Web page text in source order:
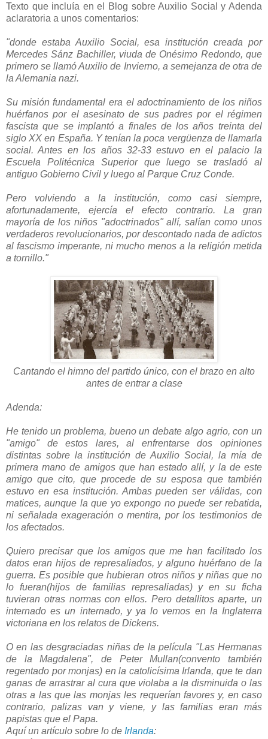
Texto que incluía en el Blog sobre Auxilio Social y Adenda
aclaratoria a unos comentarios:
"donde estaba Auxilio Social, esa institución creada por
Mercedes Sánz Bachiller, viuda de Onésimo Redondo, que
primero se llamó Auxilio de Invierno, a semejanza de otra de
la Alemania nazi.
Su misión fundamental era el adoctrinamiento de los niños
huérfanos por el asesinato de sus padres por el régimen
fascista que se implantó a finales de los años treinta del
siglo XX en España. Y tenían la poca vergüenza de llamarla
social. Antes en los años 32-33 estuvo en el palacio la
Escuela Politécnica Superior que luego se trasladó al
antiguo Gobierno Civil y luego al Parque Cruz Conde.
Pero volviendo a la institución, como casi siempre,
afortunadamente, ejercía el efecto contrario. La gran
mayoría de los niños "adoctrinados" allí, salían como unos
verdaderos revolucionarios, por descontado nada de adictos
al fascismo imperante, ni mucho menos a la religión metida
a tornillo."
Cantando el himno del partido único, con el brazo en alto
antes de entrar a clase
Adenda:
He tenido un problema, bueno un debate algo agrio, con un
"amigo" de estos lares, al enfrentarse dos opiniones
distintas sobre la institución de Auxilio Social, la mía de
primera mano de amigos que han estado allí, y la de este
amigo que cito, que procede de su esposa que también
estuvo en esa institución. Ambas pueden ser válidas, con
matices, aunque la que yo expongo no puede ser rebatida,
ni señalada exageración o mentira, por los testimonios de
los afectados.
Quiero precisar que los amigos que me han facilitado los
datos eran hijos de represaliados, y alguno huérfano de la
guerra. Es posible que hubieran otros niños y niñas que no
lo fueran(hijos de familias represaliadas) y en su ficha
tuvieran otras normas con ellos. Pero detallitos aparte, un
internado es un internado, y ya lo vemos en la Inglaterra
victoriana en los relatos de Dickens.
O en las desgraciadas niñas de la película "Las Hermanas
de la Magdalena", de Peter Mullan(convento también
regentado por monjas) en la catolicísima Irlanda, que te dan
ganas de arrastrar al cura que violaba a la disminuida o las
otras a las que las monjas les requerían favores y, en caso
contrario, palizas van y viene, y las familias eran más
papistas que el Papa.
Aquí un artículo sobre lo de Irlanda: